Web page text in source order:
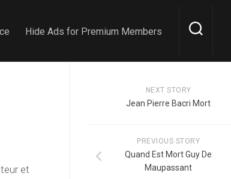
Hide Ads for Premium Members
et
NEXT STORY
Jean Pierre Bacri Mort
PREVIOUS STORY
Quand Est Mort Guy De
Maupassant